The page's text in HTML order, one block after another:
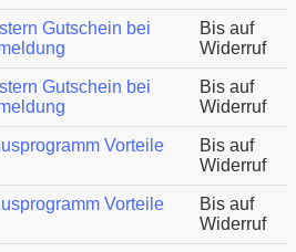
Gutschein bei
Bis auf
Widerruf
Gutschein bei
Bis auf
Widerruf
Vorteile
Bis auf
Widerruf
Vorteile
Bis auf
Widerruf